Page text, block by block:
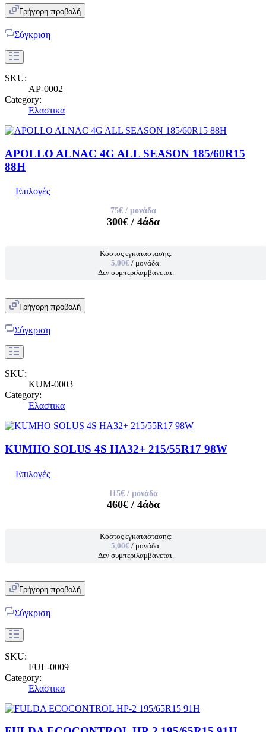
Γρήγορη προβολή
Σύγκριση
SKU:
AP-0002
Category:
Ελαστικα
APOLLO ALNAC 4G ALL SEASON 185/60R15
88H
Επιλογές
75€/ μονάδα
300€/ 4άδα
Κόστος εγκατάστασης:
5,00€ / μονάδα.
Δεν συμπεριλαμβάνεται.
Γρήγορη προβολή
Σύγκριση
SKU:
KUM-0003
Category:
Ελαστικα
KUMHO SOLUS 4S HA32+ 215/55R17 98W
Επιλογές
115€/ μονάδα
460€/ 4άδα
Κόστος εγκατάστασης:
5,00€ / μονάδα.
Δεν συμπεριλαμβάνεται.
Γρήγορη προβολή
Σύγκριση
SKU:
FUL-0009
Category:
Ελαστικα